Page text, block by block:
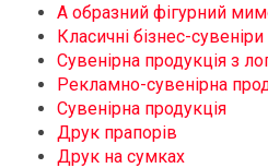
А образний фігурний
Класичні бізнес-сувеніри
Сувенірна продукція з
Рекламно-сувенірна
Сувенірна продукція
Друк прапорів
Друк на сумках